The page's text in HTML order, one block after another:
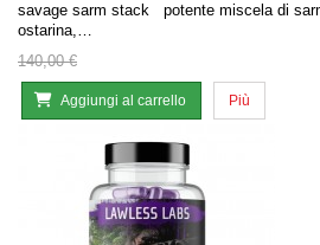
savage sarm stack potente miscela di
ostarina,…
140,00 €
Aggiungi al carrello Più